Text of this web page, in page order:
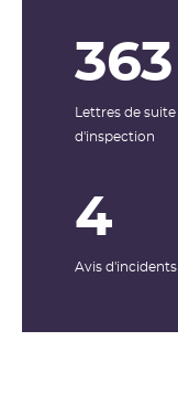
363
Lettres de suite
d'inspection
4
Avis d'incidents